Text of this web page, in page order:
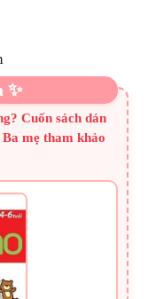
✨
Cuốn sách dán
mẹ tham khảo